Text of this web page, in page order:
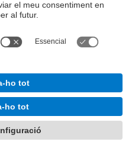
Accessibilitat